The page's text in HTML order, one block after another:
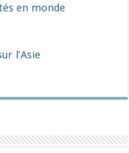
en monde
l’Asie